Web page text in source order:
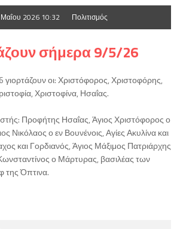
2026 10:32 Πολιτισμός
σήμερα 9/5/26
οι: Χριστόφορος, Χριστοφόρης,
Χριστοφίνα, Ησαΐας.
Προφήτης Ησαΐας, Άγιος Χριστόφορος ο
Νικόλαος ο εν Βουνένοις, Αγίες Ακυλίνα και
και Γορδιανός, Άγιος Μάξιμος Πατριάρχης
ο Μάρτυρας, βασιλέας των
Όπτινα.